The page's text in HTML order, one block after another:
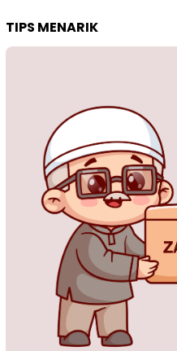
TIPS MENARIK